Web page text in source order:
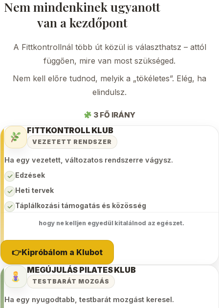
Nem mindenkinek ugyanott
van a kezdőpont
A Fittkontrollnál több út közül is választhatsz – attól
függően, mire van most szükséged.
Nem kell előre tudnod, melyik a „tökéletes”. Elég, ha
elindulsz.
3 FŐ IRÁNY
FITTKONTROLL KLUB
VEZETETT RENDSZER
Ha egy vezetett, változatos rendszerre vágysz.
✓ Edzések
✓ Heti tervek
✓ Táplálkozási támogatás és közösség
hogy ne kelljen egyedül kitalálnod az egészet.
👉Kipróbálom a Klubot
MEGÚJULÁS PILATES KLUB
TESTBARÁT MOZGÁS
Ha egy nyugodtabb, testbarát mozgást keresel.